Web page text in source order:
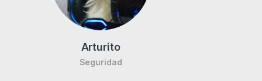
Arturito
Seguridad